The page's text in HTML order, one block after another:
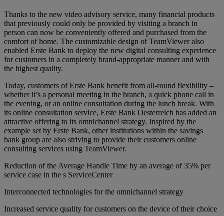
Thanks to the new video advisory service, many financial products
that previously could only be provided by visiting a branch in
person can now be conveniently offered and purchased from the
comfort of home. The customizable design of TeamViewer also
enabled Erste Bank to deploy the new digital consulting experience
for customers in a completely brand-appropriate manner and with
the highest quality.
Today, customers of Erste Bank benefit from all-round flexibility –
whether it’s a personal meeting in the branch, a quick phone call in
the evening, or an online consultation during the lunch break. With
its online consultation service, Erste Bank Oesterreich has added an
attractive offering to its omnichannel strategy. Inspired by the
example set by Erste Bank, other institutions within the savings
bank group are also striving to provide their customers online
consulting services using TeamViewer.
Reduction of the Average Handle Time by an average of 35% per
service case in the s ServiceCenter
Interconnected technologies for the omnichannel strategy
Increased service quality for customers on the device of their choice